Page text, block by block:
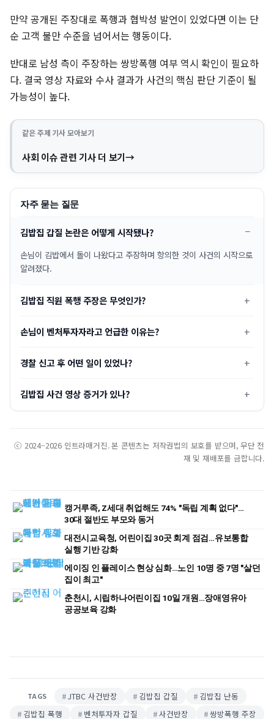
만약 공개된 주장대로 폭행과 협박성 발언이 있었다면 이는 단
순 고객 불만 수준을 넘어서는 행동이다.
반대로 남성 측이 주장하는 쌍방폭행 여부 역시 확인이 필요하
다. 결국 영상 자료와 수사 결과가 사건의 핵심 판단 기준이 될
가능성이 높다.
같은 주제 기사 모아보기
사회 이슈 관련 기사 더 보기
자주 묻는 질문
김밥집 갑질 논란은 어떻게 시작됐나?
손님이 김밥에서 돌이 나왔다고 주장하며 항의한 것이 사건의 시작으로
알려졌다.
김밥집 직원 폭행 주장은 무엇인가?
손님이 벤처투자자라고 언급한 이유는?
경찰 신고 후 어떤 일이 있었나?
김밥집 사건 영상 증거가 있나?
ⓒ 2024–2026 인트라매거진. 본 콘텐츠는 저작권법의 보호를 받으며, 무단 전
재 및 재배포를 금합니다.
캥거루족, Z세대 취업해도 74% "독립 계획 없다"…
30대 절반도 부모와 동거
대전시교육청, 어린이집 30곳 회계 점검…유보통합
실행 기반 강화
에이징 인 플레이스 현상 심화…노인 10명 중 7명 "살던
집이 최고"
춘천시, 시립하나어린이집 10일 개원…장애영유아
공공보육 강화
TAGS JTBC 사건반장 김밥집 갑질
김밥집 난동
김밥집 폭행
벤처투자자 갑질 사건반장 쌍방폭행 주장